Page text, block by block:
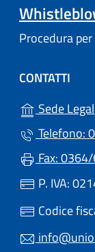
Procedura
CONTATTI
Sede Legale -
Telefono:
Fax:
P. IVA:
Codice